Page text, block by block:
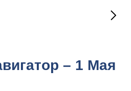
– 1 Мая